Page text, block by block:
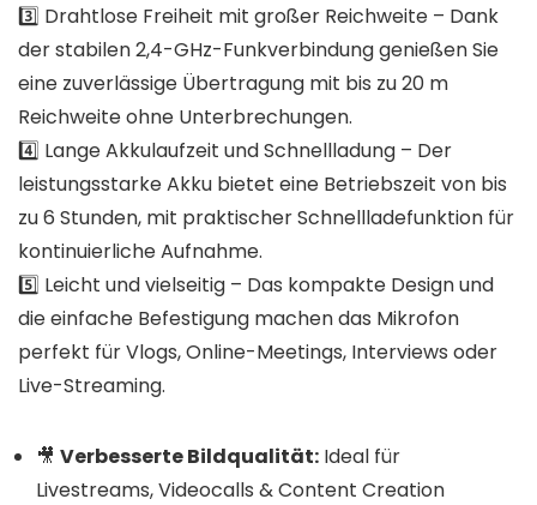
3️⃣ Drahtlose Freiheit mit großer Reichweite – Dank
der stabilen 2,4-GHz-Funkverbindung genießen Sie
eine zuverlässige Übertragung mit bis zu 20 m
Reichweite ohne Unterbrechungen.
4️⃣ Lange Akkulaufzeit und Schnellladung – Der
leistungsstarke Akku bietet eine Betriebszeit von bis
zu 6 Stunden, mit praktischer Schnellladefunktion für
kontinuierliche Aufnahme.
5️⃣ Leicht und vielseitig – Das kompakte Design und
die einfache Befestigung machen das Mikrofon
perfekt für Vlogs, Online-Meetings, Interviews oder
Live-Streaming.
🎥 Verbesserte Bildqualität: Ideal für
Livestreams, Videocalls & Content Creation